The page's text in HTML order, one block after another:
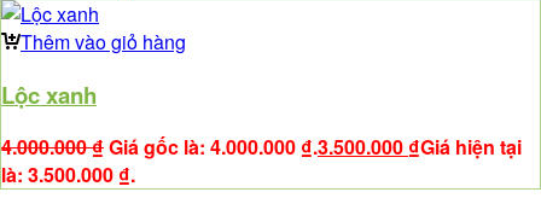
Thêm vào giỏ hàng
Lộc xanh
4.000.000₫Giá gốc là: 4.000.000 ₫.3.500.000 ₫Giá hiện tại
là: 3.500.000 ₫.